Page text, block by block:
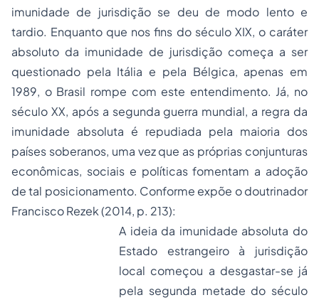
imunidade de jurisdição se deu de modo lento e
tardio. Enquanto que nos fins do século XIX, o caráter
absoluto da imunidade de jurisdição começa a ser
questionado pela Itália e pela Bélgica, apenas em
1989, o Brasil rompe com este entendimento. Já, no
século XX, após a segunda guerra mundial, a regra da
imunidade absoluta é repudiada pela maioria dos
países soberanos, uma vez que as próprias conjunturas
econômicas, sociais e políticas fomentam a adoção
de tal posicionamento. Conforme expõe o doutrinador
Francisco Rezek (2014, p. 213):
A ideia da imunidade absoluta do
Estado estrangeiro à jurisdição
local começou a desgastar-se já
pela segunda metade do século